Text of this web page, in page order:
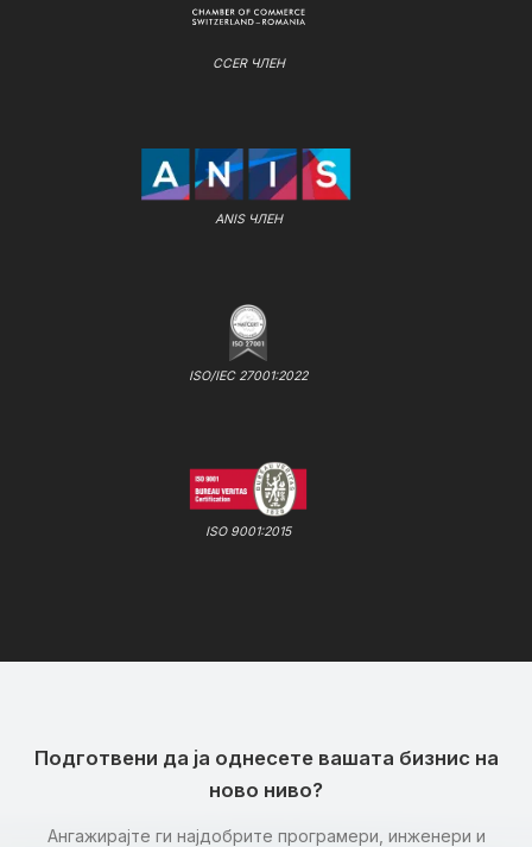
CCER ЧЛЕН
ANIS ЧЛЕН
ISO/IEC 27001:2022
ISO 9001:2015
Подготвени да ја однесете вашата бизнис на
ново ниво?
Ангажирајте ги најдобрите програмери, инженери и